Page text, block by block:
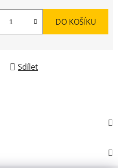
DO KOŠÍKU
Sdílet